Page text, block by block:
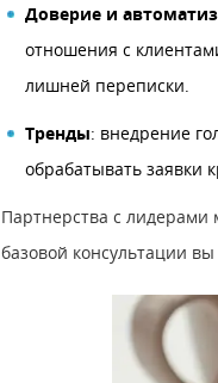
Доверие и
отношения с
лишней переписки.
Тренды: внедрение
обрабатывать заявки
Партнерства с
базовой консультации